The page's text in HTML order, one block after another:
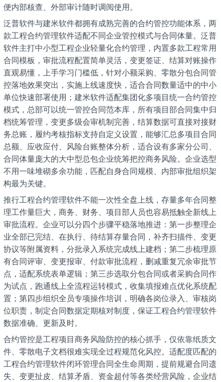
便内部核查、外部审计随时调阅使用。
泛普软件与建米软件都拥有成熟完善的合约管控功能体系，两
款工程合约管理软件适配不同企业管控模式与合同体量。泛普
软件主打中小型工程企业轻量化合约管理，内置多款工程常用
合同模板，审批流程配置简单灵活，变更签证、结算对账操作
直观易懂，上手学习门槛低，针对小额采购、零散分包合同管
控落地效果突出，实施上线速度快，适合合同数量适中的中小
单位快速部署使用；建米软件适配集团化多项目统一合约管控
模式，总部可以统一管控合同范本库，所有项目部合同集中归
档统筹管理，变更多级会审机制完善，结算数据可直接对接财
务总账，履约考核指标支持自定义设置，能够汇总多项目合同
总额、应收应付、风险台账整体分析，适合设有多家分公司、
合同体量庞大的大中型总包企业统筹把控商务风险。企业选型
不用一味堆砌多余功能，匹配自身合同规模、内部审批组织架
构最为关键。
推行工程合约管理软件不能一次性全盘上线，存量多年合同整
理工作量巨大，商务、财务、项目部人员也容易抵触全新线上
审批流程。企业可以分四个步骤平稳落地推进：第一步整理企
业全部已完结、在执行、待结算存量合同，补齐扫描件、变更
协议等附属资料，分批录入系统完成线上建档；第二步梳理原
有合同评审、变更报审、付款审批流程，删减重复冗余审批节
点，适配系统表单逻辑；第三步选取分包合同或者采购合同作
为试点，跑通线上全流程运转模式，收集填报难点优化系统配
置；第四步组织全员专项操作培训，明确各岗位录入、审核岗
位职责，制定合同数据定期核对制度，保证工程合约管理软件
数据准确、更新及时。
合约管控是工程项目商务风险防控的核心抓手，仅依靠纸质文
件、零散电子文档很难实现全过程规范化风控。适配度匹配的
工程合约管理软件闭环管理合同全生命周期，提前规避合同遗
失、变更扯皮、结算矛盾、资金超付等各类经营风险，企业结